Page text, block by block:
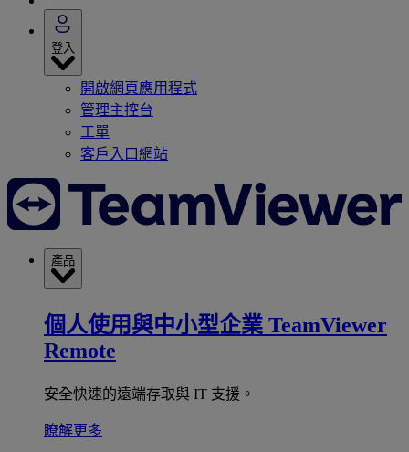
登入
開啟網頁應用程式
管理主控台
工單
客戶入口網站
產品
個人使用與中小型企業 TeamViewer
Remote
安全快速的遠端存取與 IT 支援。
瞭解更多